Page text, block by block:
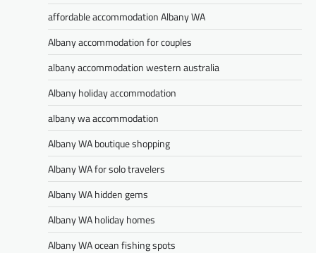
affordable accommodation Albany WA
Albany accommodation for couples
albany accommodation western australia
Albany holiday accommodation
albany wa accommodation
Albany WA boutique shopping
Albany WA for solo travelers
Albany WA hidden gems
Albany WA holiday homes
Albany WA ocean fishing spots